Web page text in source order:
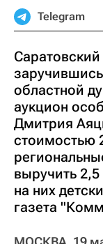
Telegram
областной
аукцион
Дмитрия
стоимостью
выручить
на них
газета